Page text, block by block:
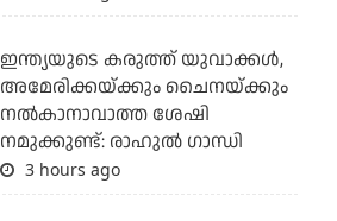
ഇന്ത്യയുടെ കരുത്ത് യുവാക്കള്‍,
അമേരിക്കയ്ക്കും ചൈനയ്ക്കും
നല്‍കാനാവാത്ത ശേഷി
നമുക്കുണ്ട്: രാഹുല്‍ ഗാന്ധി
3 hours ago